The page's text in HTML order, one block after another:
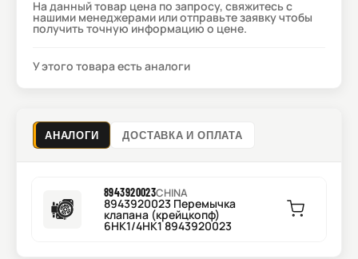
На данный товар цена по запросу, свяжитесь с
нашими менеджерами или отправьте заявку чтобы
получить точную информацию о цене.
У этого товара есть аналоги
АНАЛОГИ ДОСТАВКА И ОПЛАТА
8943920023CHINA
8943920023 Перемычка
клапана (крейцкопф)
6HK1/4HK1 8943920023